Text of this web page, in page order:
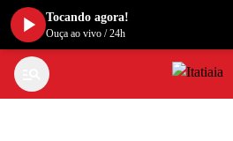
Tocando agora!
Ouça ao vivo /24h